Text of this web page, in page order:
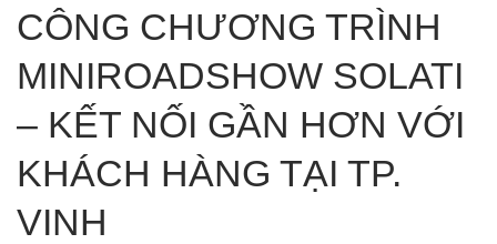
CÔNG CHƯƠNG TRÌNH
MINIROADSHOW SOLATI
– KẾT NỐI GẦN HƠN VỚI
KHÁCH HÀNG TẠI TP.
VINH